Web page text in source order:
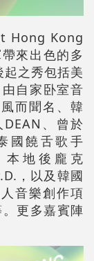
Hong Kong
來出色的多
之秀包括美
自家卧室音
而聞名、韓
、曾於
國饒舌歌手
本地後龐克
，以及韓國
音樂創作項
更多嘉賓陣